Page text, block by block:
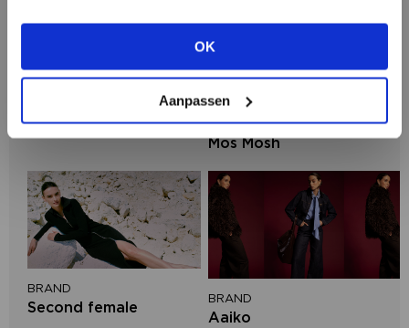
OK
Aanpassen
NO ACCOUNT YET?
BRAND
Mos Mosh
BRAND
Second female
BRAND
Aaiko